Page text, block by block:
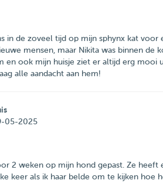
in de zoveel tijd op mijn sphynx kat
mensen, maar Nikita was binnen de
en ook mijn huisje ziet er altijd erg mooi
alle aandacht aan hem!
05-2025
2 weken op mijn hond gepast. Ze
keer als ik haar belde om te kijken